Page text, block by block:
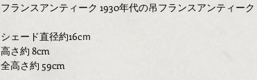
フランスアンティーク 1930年代の吊フランスアンティーク
シェード直径約16cｍ
高さ約 8cm
全高さ約 59cm